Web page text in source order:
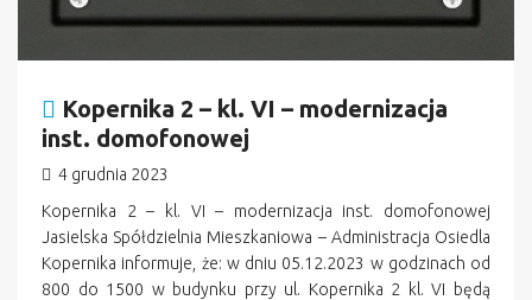
Kopernika 2 – kl. VI – modernizacja
inst. domofonowej
4 grudnia 2023
Kopernika 2 – kl. VI – modernizacja inst. domofonowej
Jasielska Spółdzielnia Mieszkaniowa – Administracja Osiedla
Kopernika informuje, że: w dniu 05.12.2023 w godzinach od
800 do 1500 w budynku przy ul. Kopernika 2 kl. VI będą